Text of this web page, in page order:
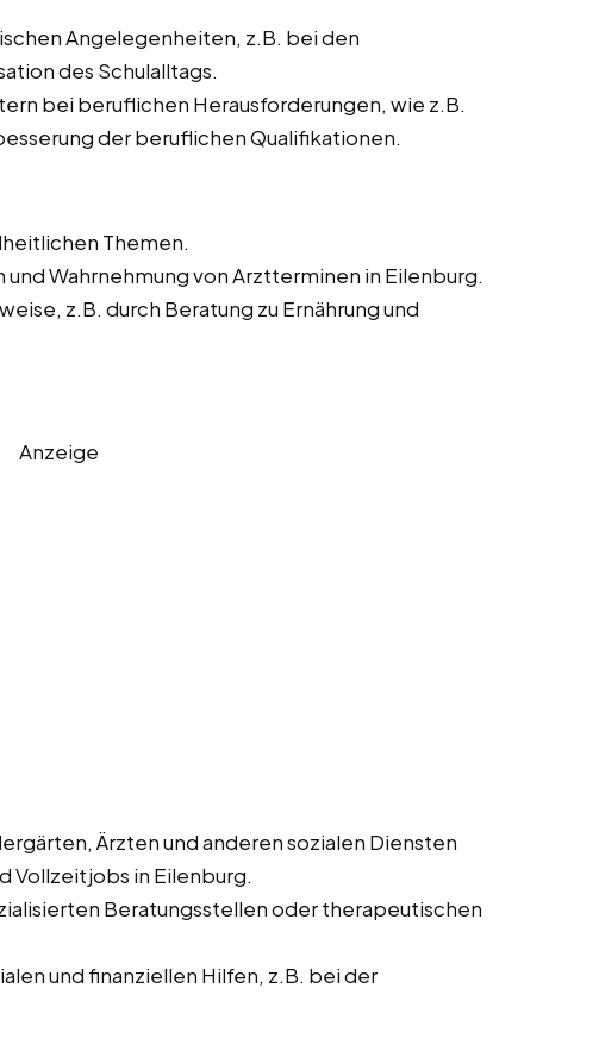
Angelegenheiten, z.B. bei den
des Schulalltags.
bei beruflichen Herausforderungen, wie z.B.
der beruflichen Qualifikationen.
Themen.
Wahrnehmung von Arztterminen in Eilenburg.
z.B. durch Beratung zu Ernährung und
Anzeige
Ärzten und anderen sozialen Diensten
Vollzeitjobs in Eilenburg.
Beratungsstellen oder therapeutischen
und finanziellen Hilfen, z.B. bei der